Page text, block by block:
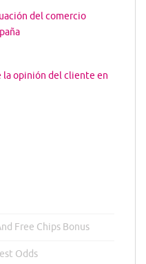
del comercio
la opinión del cliente en
Free Chips Bonus
Odds